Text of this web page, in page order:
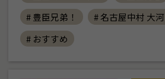
# 豊臣兄弟！
# 名古屋中村 大
# おすすめ